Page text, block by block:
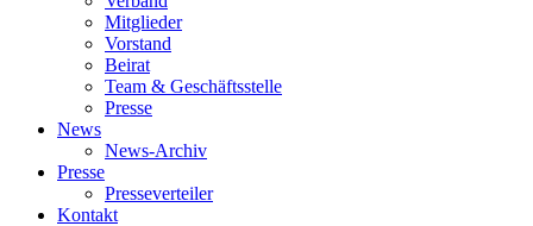
Mitglieder
Vorstand
Beirat
Team & Geschäftsstelle
Presse
News
News-Archiv
Presse
Presseverteiler
Kontakt